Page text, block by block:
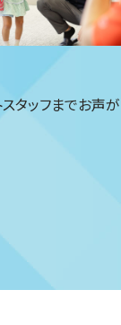
スタッフまでお声